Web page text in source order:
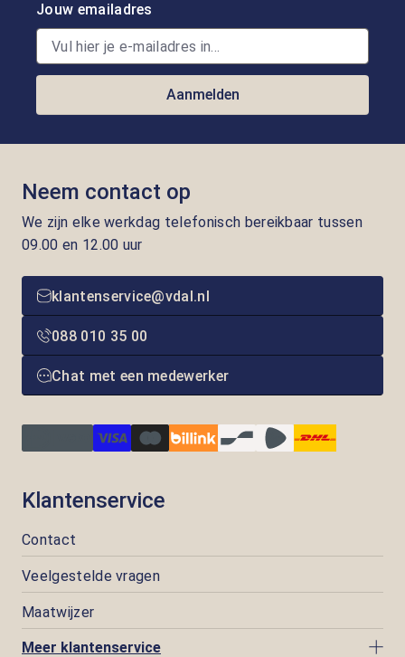
Jouw emailadres
Aanmelden
Neem contact op
We zijn elke werkdag telefonisch bereikbaar tussen
09.00 en 12.00 uur
klantenservice@vdal.nl
088 010 35 00
Chat met een medewerker
Klantenservice
Contact
Veelgestelde vragen
Maatwijzer
Meer klantenservice